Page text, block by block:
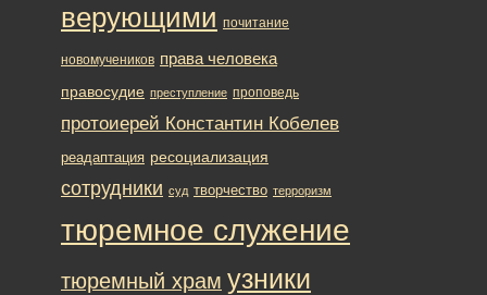
верующими почитание
новомучеников права человека
правосудие преступление проповедь
протоиерей Константин Кобелев
реадаптация ресоциализация
сотрудники суд творчество терроризм
тюремное служение
тюремный храм узники